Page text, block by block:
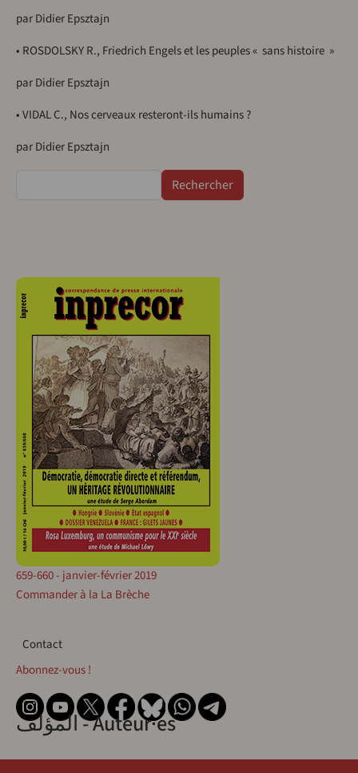
par Didier Epsztajn
• ROSDOLSKY R., Friedrich Engels et les peuples « sans histoire »
par Didier Epsztajn
• VIDAL C., Nos cerveaux resteront-ils humains ?
par Didier Epsztajn
659-660 - janvier-février 2019
Commander à la La Brèche
Contact
Contact
Abonnez-vous !
المؤلف - Auteur·es